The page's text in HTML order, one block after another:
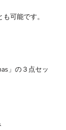
可能です。
」の３点セッ